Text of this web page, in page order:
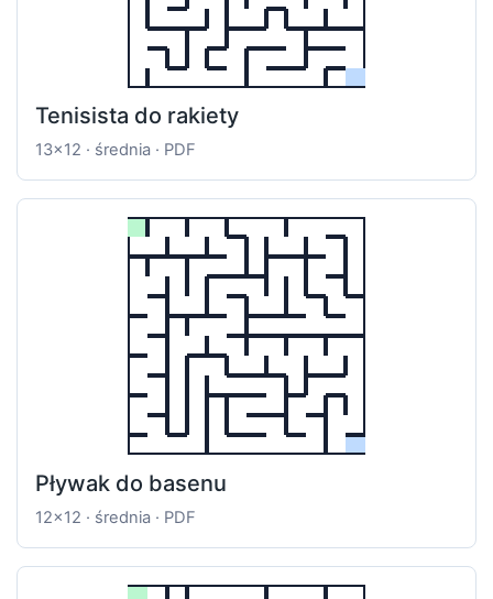
Tenisista do rakiety
13x12 · średnia · PDF
Pływak do basenu
12x12 · średnia · PDF